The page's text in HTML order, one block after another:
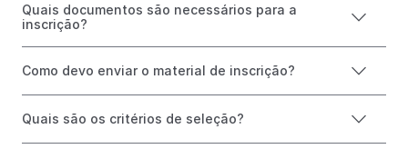
Quais documentos são necessários para a
inscrição?
Como devo enviar o material de inscrição?
Quais são os critérios de seleção?